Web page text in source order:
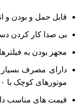
قابل حمل و بودن و
بی صدا کار کردن
مجهز بودن به
دارای مصرف بسیار
موتورهای کوچک با ۲۰ الی ۴۰ وات جهت فن هوادهی
قیمت‌ های مناسب